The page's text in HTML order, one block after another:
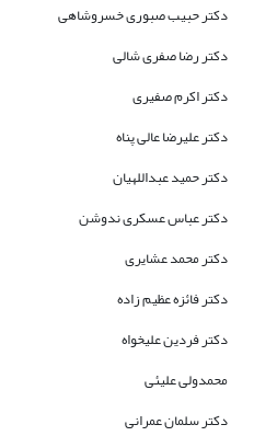
دکتر حبیب صبوری خسروشاهی
دکتر رضا صفری شالی
دکتر اکرم صفیری
دکتر علیرضا عالی پناه
دکتر حمید عبداللهیان
دکتر عباس عسکری ندوشن
دکتر محمد عشایری
دکتر فائزه عظیم زاده
دکتر فردین علیخواه
محمدولی علیئی
دکتر سلمان عمرانی